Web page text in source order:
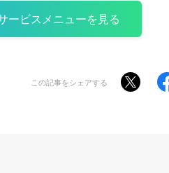
ービスメニューを見る
この記事をシェアする